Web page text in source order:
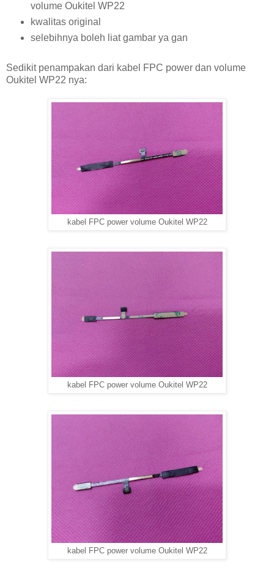
volume Oukitel WP22
kwalitas original
selebihnya boleh liat gambar ya gan
Sedikit penampakan dari kabel FPC power dan volume
Oukitel WP22 nya:
kabel FPC power volume Oukitel WP22
kabel FPC power volume Oukitel WP22
kabel FPC power volume Oukitel WP22